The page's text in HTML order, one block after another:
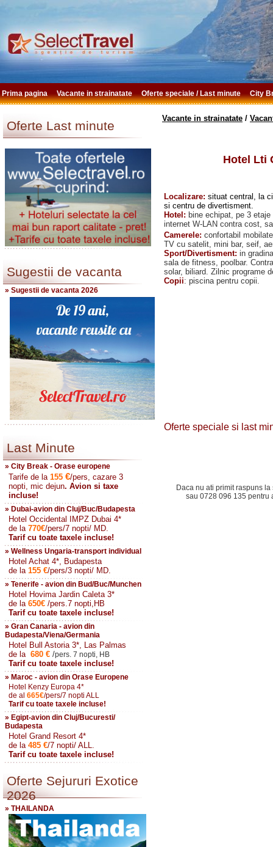
Prima pagina Vacante in strainatate Oferte speciale / Last minute City
Oferte Last minute
Sugestii de vacanta
» Sugestii de vacanta 2026
Last Minute
» City Break - Orase europene
Tarife de la 155 €/pers, cazare 3
nopti, mic dejun. Avion si taxe
incluse!
» Dubai-avion din Cluj/Buc/Budapesta
Hotel Occidental IMPZ Dubai 4*
de la 770€/pers/7 nopti/ MD.
Tarif cu toate taxele incluse!
» Wellness Ungaria-transport individual
Hotel Achat 4*, Budapesta
de la 155 €/pers/3 nopti/ MD.
» Tenerife - avion din Bud/Buc/Munchen
Hotel Hovima Jardin Caleta 3*
de la 650€ /pers.7 nopti,HB
Tarif cu toate taxele incluse!
» Gran Canaria - avion din
Budapesta/Viena/Germania
Hotel Bull Astoria 3*, Las Palmas
de la 680 € /pers. 7 nopti, HB
Tarif cu toate taxele incluse!
» Maroc - avion din Orase Europene
Hotel Kenzy Europa 4*
de al 665€/pers/7 nopti ALL
Tarif cu toate taxele incluse!
» Egipt-avion din Cluj/Bucuresti/
Budapesta
Hotel Grand Resort 4*
de la485 €/7 nopti/ ALL.
Tarif cu toate taxele incluse!
Oferte Sejururi Exotice
2026
» THAILANDA
Vacante in strainatate /
Hotel Lti
Localizare: situat central, la
si centru de divertisment.
Hotel: bine echipat, pe 3
internet W-LAN contra cost,
Camerele: confortabil
TV cu satelit, mini bar, seif,
Sport/Divertisment: in
sala de fitness, poolbar.
solar, biliard. Zilnic programe
Copii: piscina pentru copii.
Oferte speciale si last
Daca nu ati primit raspuns
sau 0728 096 135 pentru